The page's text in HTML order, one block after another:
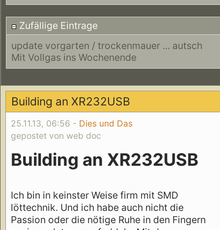
Zufällige Eintrage
update vorgarten / trockenmauer ... autsch
Mit Vollgas ins Wochenende
Building an XR232USB
25.11.13, 06:56 - Dies und Das
gepostet von web doc
Building an XR232USB
Ich bin in keinster Weise firm mit SMD
löttechnik. Und ich habe auch nicht die
Passion oder die nötige Ruhe in den Fingern